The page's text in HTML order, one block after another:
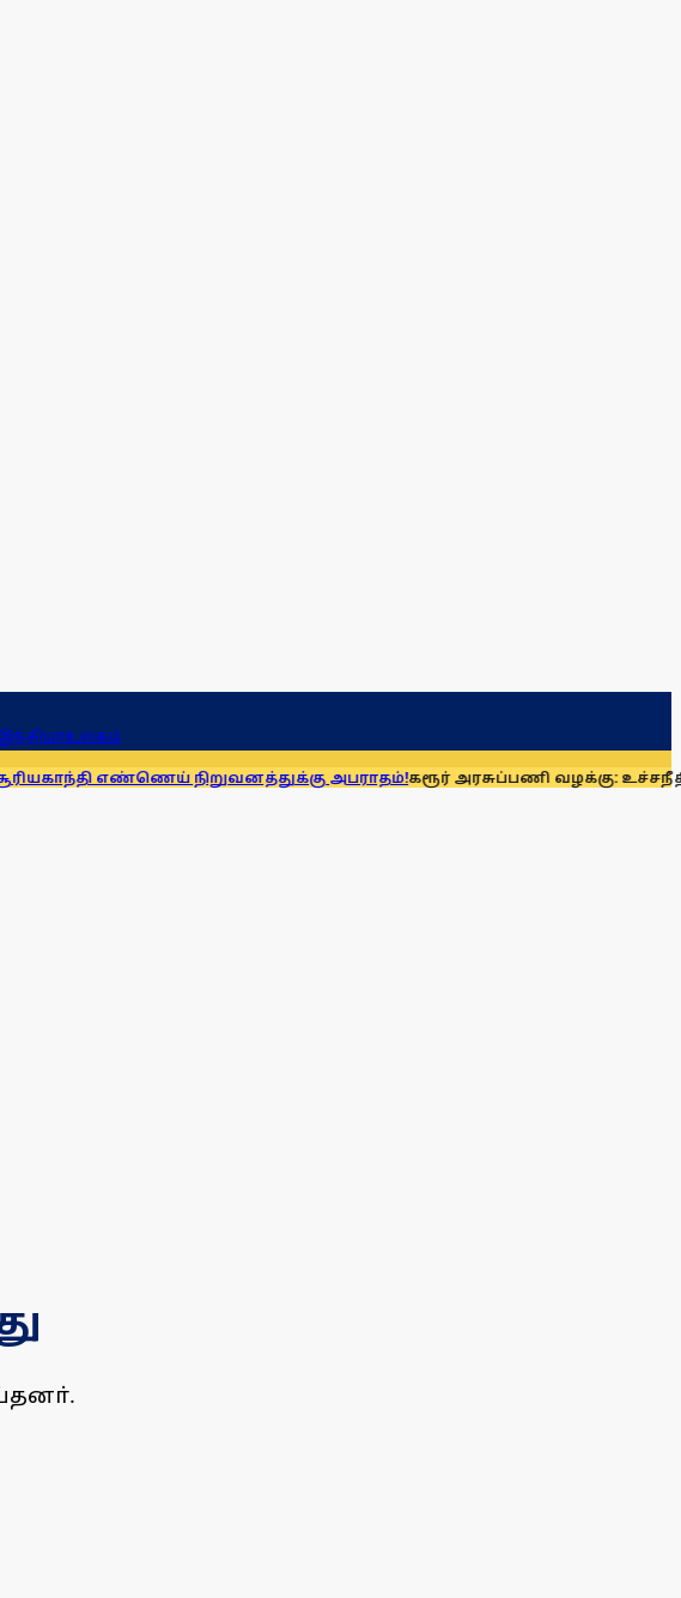
இந்தியாஉலகம்
நிறுவனத்துக்கு அபராதம்!கரூர் அரசுப்பணி வழக்கு: